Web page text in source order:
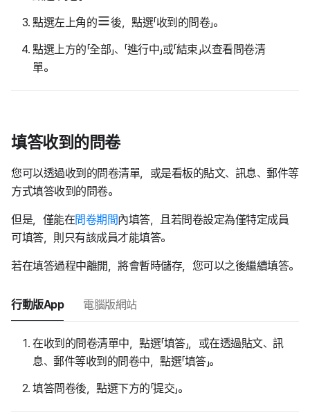
點選左上角的 後，點選「收到的問卷」。
點選上方的「全部」、「進行中」或「結束」以查看問卷清
單。
填答收到的問卷
您可以透過收到的問卷清單，或是看板的貼文、訊息、郵件等
方式填答收到的問卷。
但是，僅能在問卷期間內填答，且若問卷設定為僅特定成員
可填答，則只有該成員才能填答。
若在填答過程中離開，將會暫時儲存，您可以之後繼續填答。
行動版App 電腦版網站
在收到的問卷清單中，點選「填答」，或在透過貼文、訊
息、郵件等收到的問卷中，點選「填答」。
填答問卷後，點選下方的「提交」。